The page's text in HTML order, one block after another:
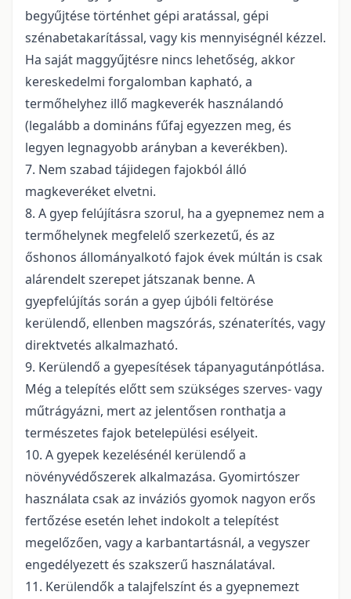
begyűjtése történhet gépi aratással, gépi
szénabetakarítással, vagy kis mennyiségnél kézzel.
Ha saját maggyűjtésre nincs lehetőség, akkor
kereskedelmi forgalomban kapható, a
termőhelyhez illő magkeverék használandó
(legalább a domináns fűfaj egyezzen meg, és
legyen legnagyobb arányban a keverékben).
7. Nem szabad tájidegen fajokból álló
magkeveréket elvetni.
8. A gyep felújításra szorul, ha a gyepnemez nem a
termőhelynek megfelelő szerkezetű, és az
őshonos állományalkotó fajok évek múltán is csak
alárendelt szerepet játszanak benne. A
gyepfelújítás során a gyep újbóli feltörése
kerülendő, ellenben magszórás, szénaterítés, vagy
direktvetés alkalmazható.
9. Kerülendő a gyepesítések tápanyagutánpótlása.
Még a telepítés előtt sem szükséges szerves- vagy
műtrágyázni, mert az jelentősen ronthatja a
természetes fajok betelepülési esélyeit.
10. A gyepek kezelésénél kerülendő a
növényvédőszerek alkalmazása. Gyomirtószer
használata csak az inváziós gyomok nagyon erős
fertőzése esetén lehet indokolt a telepítést
megelőzően, vagy a karbantartásnál, a vegyszer
engedélyezett és szakszerű használatával.
11. Kerülendők a talajfelszínt és a gyepnemezt